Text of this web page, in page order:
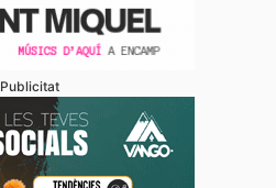
Publicitat